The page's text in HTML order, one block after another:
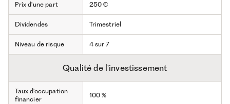
Prix d'une part 250 €
Dividendes Trimestriel
Niveau de risque 4 sur 7
Qualité de l'investissement
Taux d'occupation
financier
100 %